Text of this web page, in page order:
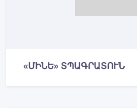
«ՄԻՆԵ» ՏՊԱԳՐԱՏՈՒՆ